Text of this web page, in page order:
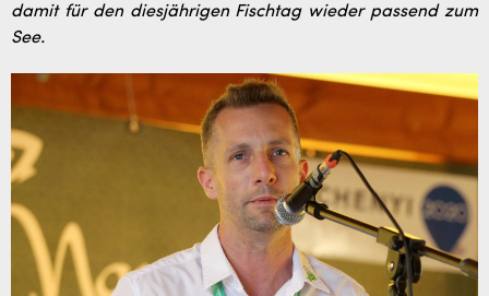
damit für den diesjährigen Fischtag wieder passend zum
See.